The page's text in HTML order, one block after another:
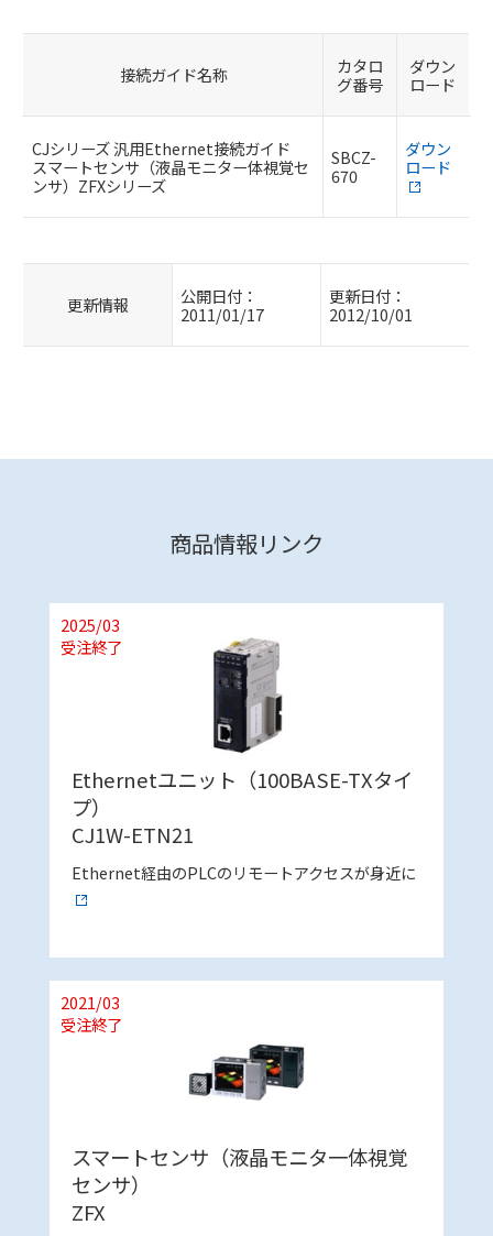
接続ガイド名称
カタロ
グ番号
ダウン
ロード
CJシリーズ 汎用Ethernet接続ガイド
スマートセンサ（液晶モニター体視覚セ
ンサ）ZFXシリーズ
SBCZ-
670
ダウン
ロード
更新情報
公開日付：
2011/01/17
更新日付：
2012/10/01
商品情報リンク
Ethernetユニット（100BASE-TXタイ
プ）
CJ1W-ETN21
2025/03
受注終了
Ethernet経由のPLCのリモートアクセスが身近に
スマートセンサ（液晶モニタ一体視覚
センサ）
ZFX
2021/03
受注終了